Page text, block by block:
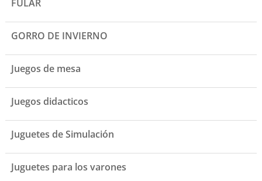
FULAR
GORRO DE INVIERNO
Juegos de mesa
Juegos didacticos
Juguetes de Simulación
Juguetes para los varones